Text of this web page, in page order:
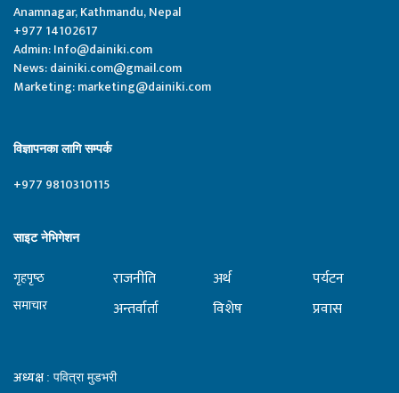
Anamnagar, Kathmandu, Nepal
+977 14102617
Admin:Info@dainiki.com
News:dainiki.com@gmail.com
Marketing:marketing@dainiki.com
विज्ञापनका लागि सम्पर्क
+977 9810310115
साइट नेभिगेशन
गृहपृष्‍ठ
समाचार
राजनीति
अन्तर्वार्ता
अर्थ
विशेष
पर्यटन
प्रवास
अध्यक्ष : पवित्रा मुडभरी